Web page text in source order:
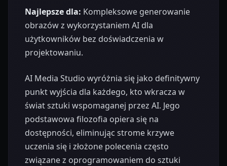
Najlepsze dla: Kompleksowe generowanie
obrazów z wykorzystaniem AI dla
użytkowników bez doświadczenia w
projektowaniu.
AI Media Studio wyróżnia się jako definitywny
punkt wyjścia dla każdego, kto wkracza w
świat sztuki wspomaganej przez AI. Jego
podstawowa filozofia opiera się na
dostępności, eliminując strome krzywe
uczenia się i złożone polecenia często
związane z oprogramowaniem do sztuki